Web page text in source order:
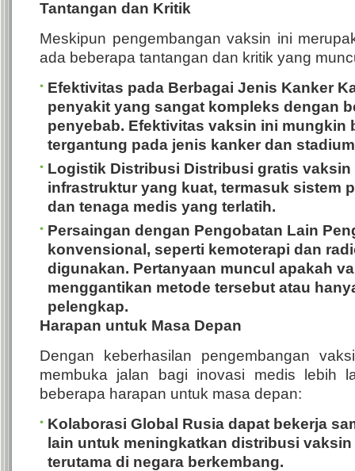
Tantangan dan Kritik
Meskipun pengembangan vaksin ini
ada beberapa tantangan dan kritik yang
Efektivitas pada Berbagai Jenis Kanker
penyakit yang sangat kompleks dengan
penyebab. Efektivitas vaksin ini mungkin
tergantung pada jenis kanker dan
Logistik Distribusi Distribusi gratis
infrastruktur yang kuat, termasuk sistem
dan tenaga medis yang terlatih.
Persaingan dengan Pengobatan Lain
konvensional, seperti kemoterapi dan
digunakan. Pertanyaan muncul apakah
menggantikan metode tersebut atau
pelengkap.
Harapan untuk Masa Depan
Dengan keberhasilan pengembangan
membuka jalan bagi inovasi medis lebih
beberapa harapan untuk masa depan:
Kolaborasi Global Rusia dapat bekerja
lain untuk meningkatkan distribusi
terutama di negara berkembang.